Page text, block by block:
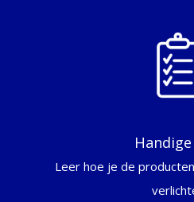
Leer hoe je de